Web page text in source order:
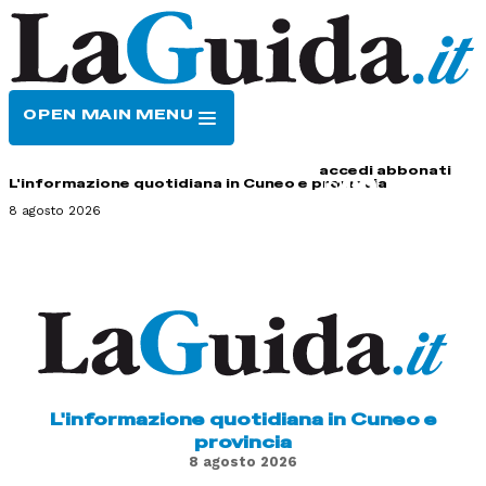
OPEN MAIN MENU
accedi abbonati
L'informazione quotidiana in Cuneo e provincia
8 agosto 2026
L'informazione quotidiana in Cuneo e
provincia
8 agosto 2026